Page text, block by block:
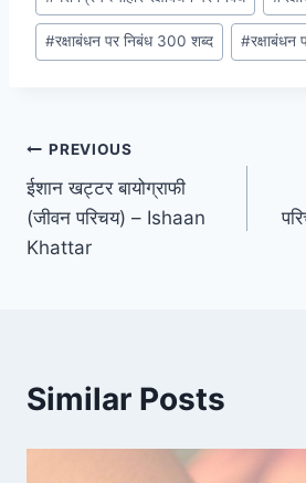
#रक्षाबंधन पर निबंध 300 शब्द #रक्षाबंधन
Post
navigation
PREVIOUS
ईशान खट्टर बायोग्राफी
(जीवन परिचय) – Ishaan
Khattar
Similar Posts